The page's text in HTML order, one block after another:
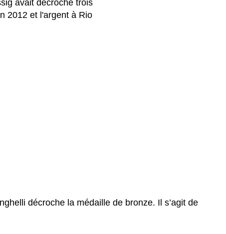
avait décroché trois
2012 et l'argent à Rio
décroche la médaille de bronze. Il s’agit de